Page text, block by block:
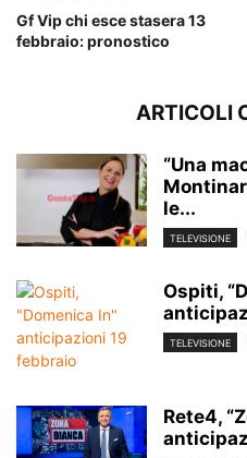
Gf Vip chi esce stasera 13
febbraio: pronostico
ARTICOLI
“Una
le...
TELEVISIONE
Ospiti,
TELEVISIONE
Rete4,